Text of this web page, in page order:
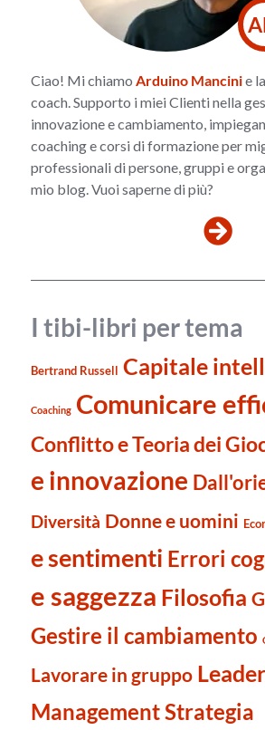
Ciao! Mi chiamo Arduino Mancinie
coach. Supporto i miei Clienti nella
innovazione e cambiamento,
coaching e corsi di formazione per
professionali di persone, gruppi e
mio blog. Vuoi saperne di più?
I tibi-libri per tema
Bertrand Russell Capitale
Coaching Comunicare
Conflitto e Teoria dei
e innovazione
Diversità Donne e uomini
e sentimenti Errori
e saggezza Filosofia
Gestire il cambiamento
Lavorare in gruppo
Management Strategia